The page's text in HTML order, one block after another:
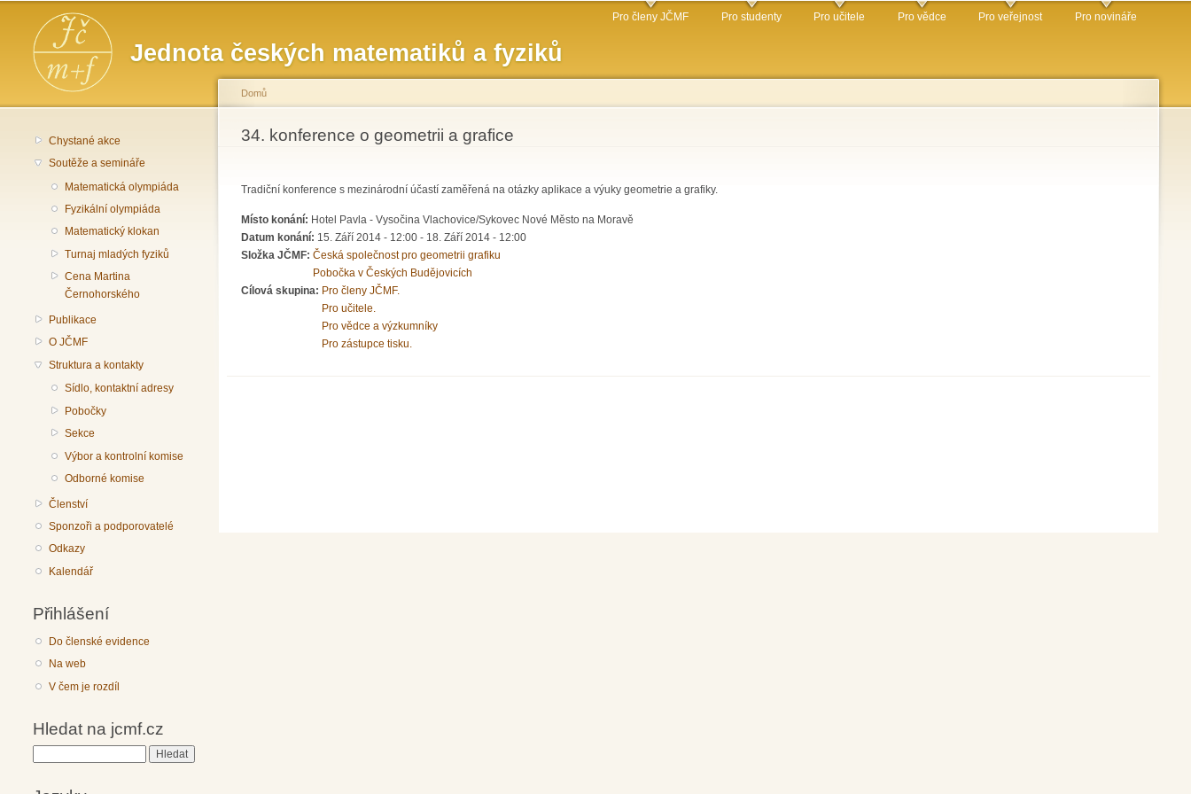
obsahu
Jednota českých matematiků a fyziků
Hlavní menu Pro členy JČMF Pro studenty Pro učitele Pro vědce Pro veřejnost Pro novináře
Chystané akce
Soutěže a semináře
Matematická olympiáda
Fyzikální olympiáda
Matematický klokan
Turnaj mladých fyziků
Cena Martina
Černohorského
Publikace
O JČMF
Struktura a kontakty
Sídlo, kontaktní adresy
Pobočky
Sekce
Výbor a kontrolní komise
Odborné komise
Členství
Sponzoři a podporovatelé
Odkazy
Kalendář
Přihlášení
Do členské evidence
Na web
V čem je rozdíl
Hledat na jcmf.cz
Jste zde
Domů
34. konference o geometrii a grafice
Tradiční konference s mezinárodní účastí zaměřená na otázky aplikace a výuky geometrie a grafiky.
Místo konání: Hotel Pavla - Vysočina Vlachovice/Sykovec Nové Město na Moravě
Datum konání: 15. Září 2014 - 12:00 - 18. Září 2014 - 12:00
Složka JČMF: Česká společnost pro geometrii grafiku
Pobočka v Českých Budějovicích
Cílová skupina: Pro členy JČMF.
Pro učitele.
Pro vědce a výzkumníky
Pro zástupce tisku.